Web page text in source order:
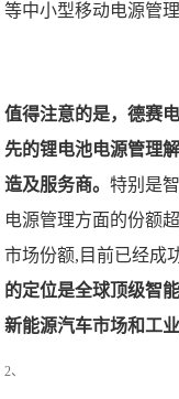
等中小型移动电源管
值得注意的是，德赛
先的锂电池电源管理
造及服务商。特别是
电源管理方面的份额
市场份额,目前已经成
的定位是全球顶级智
新能源汽车市场和工
2、